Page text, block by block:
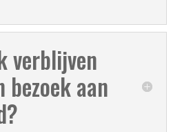
verblijven
aan